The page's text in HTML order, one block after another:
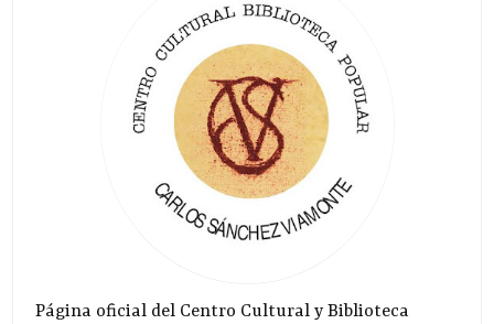
Página oficial del Centro Cultural y Biblioteca